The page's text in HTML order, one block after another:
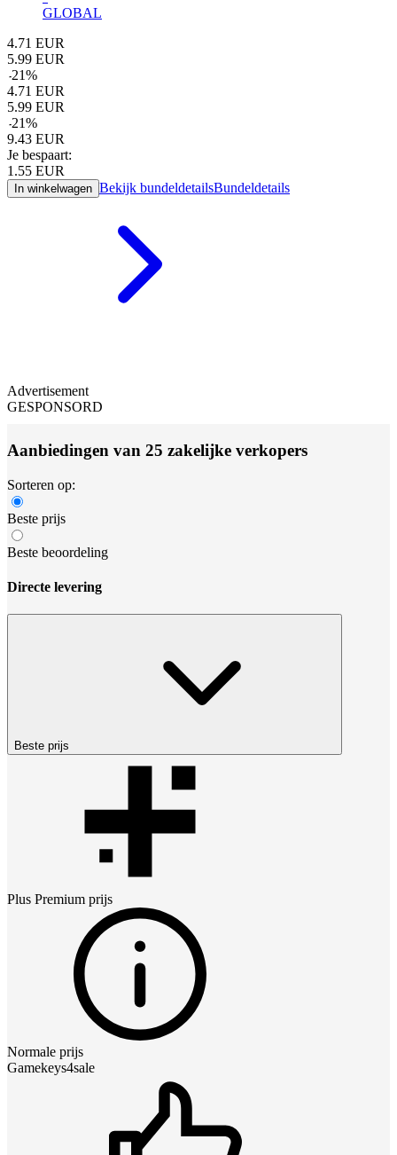
GLOBAL
4.71 EUR
5.99 EUR
-21%
4.71 EUR
5.99 EUR
-21%
9.43 EUR
Je bespaart:
1.55 EUR
In winkelwagen Bekijk bundeldetailsBundeldetails
Advertisement
GESPONSORD
Aanbiedingen van 25 zakelijke verkopers
Sorteren op:
Beste prijs
Beste beoordeling
Directe levering
Beste prijs
Plus Premium prijs
Normale prijs
Gamekeys4sale